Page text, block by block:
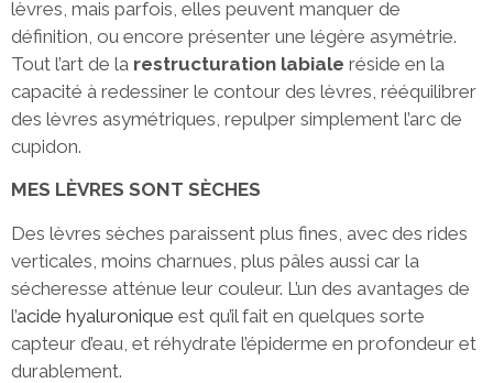
lèvres, mais parfois, elles peuvent manquer de
définition, ou encore présenter une légère asymétrie.
Tout l’art de la restructuration labiale réside en la
capacité à redessiner le contour des lèvres, rééquilibrer
des lèvres asymétriques, repulper simplement l’arc de
cupidon.
MES LÈVRES SONT SÈCHES
Des lèvres sèches paraissent plus fines, avec des rides
verticales, moins charnues, plus pâles aussi car la
sécheresse atténue leur couleur. L’un des avantages de
l’acide hyaluronique est qu’il fait en quelques sorte
capteur d’eau, et réhydrate l’épiderme en profondeur et
durablement.